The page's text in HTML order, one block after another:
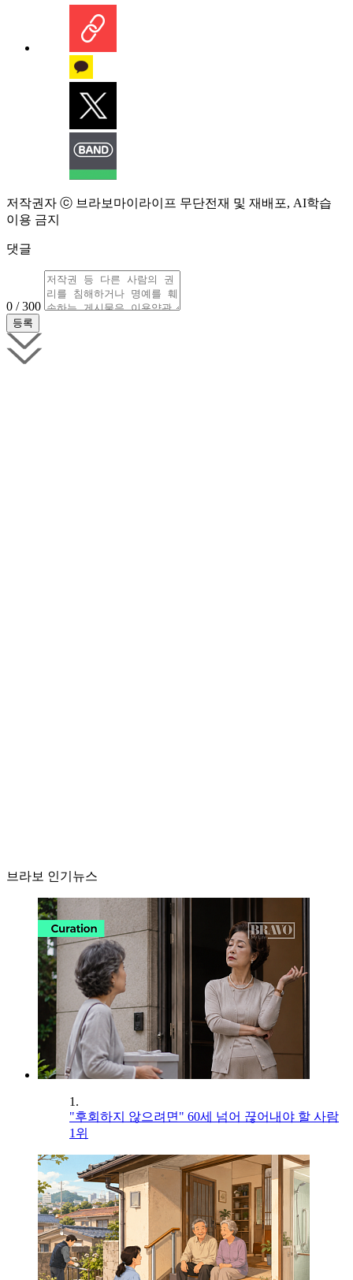
저작권자 ⓒ 브라보마이라이프 무단전재 및 재배포, AI학습
이용 금지
댓글
0 / 300
브라보 인기뉴스
1.
"후회하지 않으려면" 60세 넘어 끊어내야 할 사람
1위